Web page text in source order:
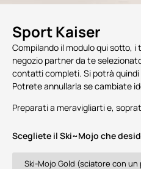
Sport Kaiser
Compilando il modulo qui sotto,
negozio partner da te
contatti completi. Si potrà
Potrete annullarla se cambiate
Preparati a meravigliarti e,
Scegliete il Ski~Mojo che